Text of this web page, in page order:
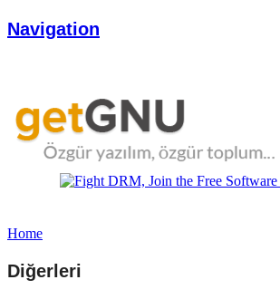
Navigation
Home
Diğerleri